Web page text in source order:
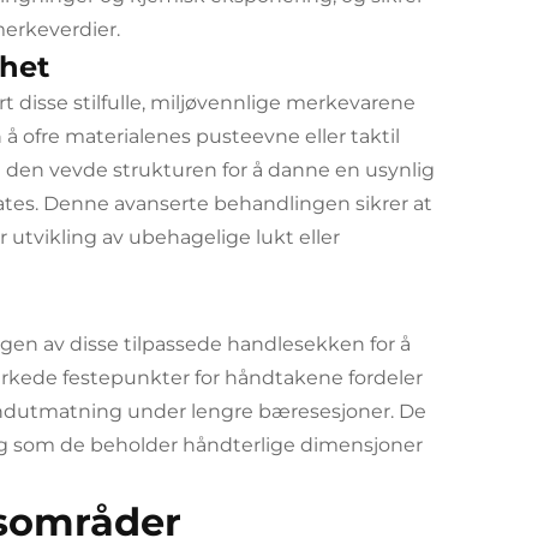
disse stilfulle, miljøvennlige merkevarene
materialenes pusteevne eller taktil
vevde strukturen for å danne en usynlig
Denne avanserte behandlingen sikrer at
av ubehagelige lukt eller
av disse tilpassede handlesekken for å
festepunkter for håndtakene fordeler
under lengre bæresesjoner. De
som de beholder håndterlige dimensjoner